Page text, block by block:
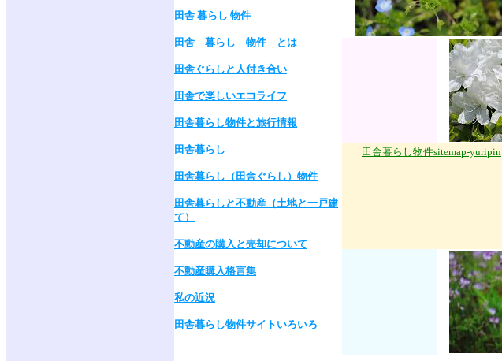
田舎 暮らし 物件
田舎 暮らし 物件 とは
田舎ぐらしと人付き合い
田舎で楽しいエコライフ
田舎暮らし物件と旅行情報
田舎暮らし
田舎暮らし（田舎ぐらし）物件
田舎暮らしと不動産（土地と一戸建
て）
不動産の購入と売却について
不動産購入格言集
私の近況
田舎暮らし物件サイトいろいろ
田舎暮らし物件sitemap-yuripin